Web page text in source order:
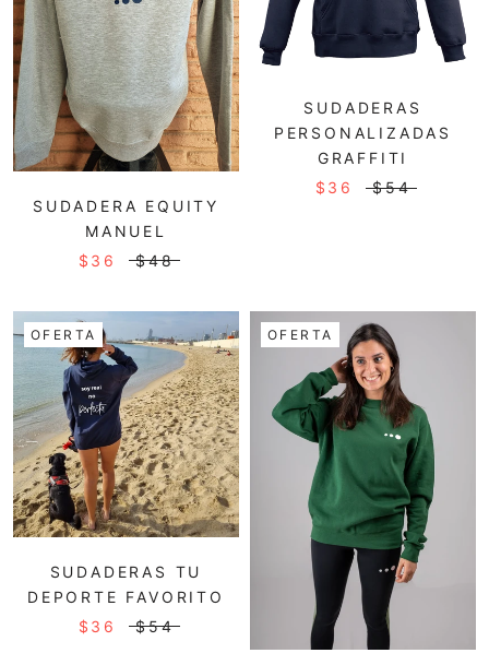
SUDADERA EQUITY
MANUEL
$36
$48
SUDADERAS
PERSONALIZADAS
GRAFFITI
$36
$54
OFERTA
SUDADERAS TU
DEPORTE FAVORITO
$36
$54
OFERTA